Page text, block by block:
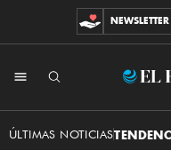
CONTRIBUCIONES
NEWSLETTER
ÚLTIMAS NOTICIAS